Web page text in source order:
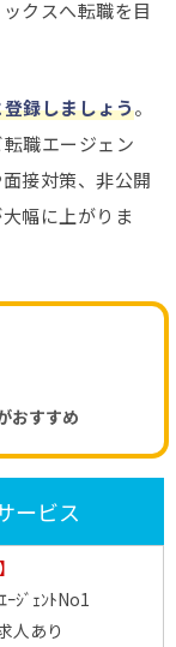
クスへ転職を目
録しましょう。
職エージェン
接対策、非公開
幅に上がりま
おすすめ
ービス
ｼﾞｪﾝﾄNo1
人あり